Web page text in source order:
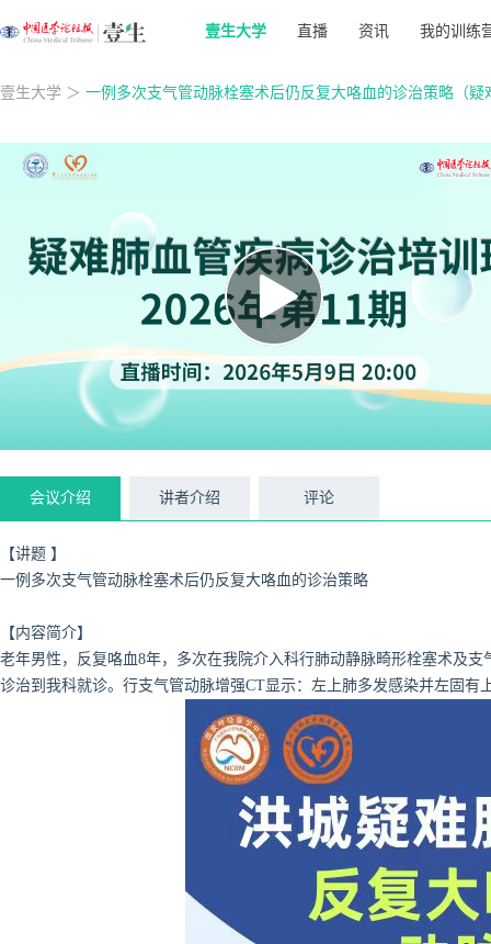
壹生大学 直播 资讯 我的训练
壹生大学 ＞ 一例多次支气管动脉栓塞术后仍反复大咯血的诊治策略（疑
会议介绍 讲者介绍 评论
【讲题 】
一例多次支气管动脉栓塞术后仍反复大咯血的诊治策略
【内容简介】
老年男性，反复咯血8年，多次在我院介入科行肺动静脉畸形栓塞术及
诊治到我科就诊。行支气管动脉增强CT显示：左上肺多发感染并左固